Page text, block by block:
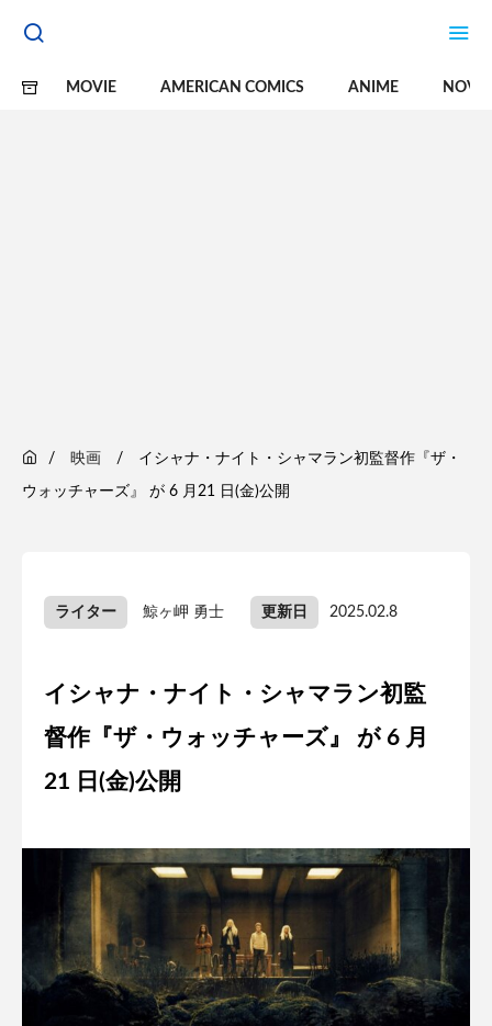
MOVIE AMERICAN COMICS ANIME
映画 イシャナ・ナイト・シャマラン初監督作『ザ・
ウォッチャーズ』 が 6 月21 日(金)公開
ライター 鯨ヶ岬 勇士 更新日 2025.02.8
イシャナ・ナイト・シャマラン初監
督作『ザ・ウォッチャーズ』 が 6 月
21 日(金)公開